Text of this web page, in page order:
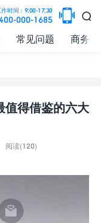

作时间：9:00-17:30
000-1685 
常见问题 商务
值得借鉴的六大
阅读(120)